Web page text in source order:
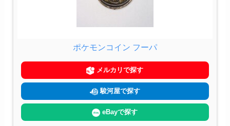
ポケモンコイン フーパ
メルカリで探す
駿河屋で探す
eBayで探す